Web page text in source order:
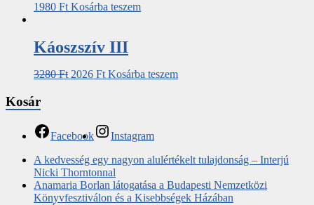
1980 Ft Kosárba teszem
Káoszszív III
3280Ft 2026 Ft Kosárba teszem
Kosár
Facebook
Instagram
A kedvesség egy nagyon alulértékelt tulajdonság – Interjú
Nicki Thorntonnal
Anamaria Borlan látogatása a Budapesti Nemzetközi
Könyvfesztiválon és a Kisebbségek Házában